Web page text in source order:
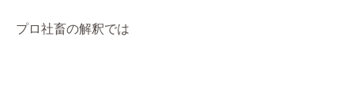
プロ社畜の解釈では